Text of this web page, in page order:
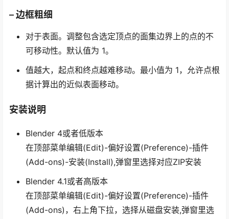
– 边框粗细
对于表面。调整包含选定顶点的面集边界上的点的不
可移动性。默认值为 1。
值越大，起点和终点越难移动。最小值为 1，允许点根
据计算出的近似表面移动。
安装说明
Blender 4或者低版本
在顶部菜单编辑(Edit)-偏好设置(Preference)-插件
(Add-ons)-安装(Install),弹窗里选择对应ZIP安装
Blender 4.1或者高版本
在顶部菜单编辑(Edit)-偏好设置(Preference)-插件
(Add-ons)，右上角下拉，选择从磁盘安装,弹窗里选